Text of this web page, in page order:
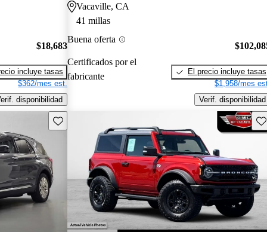
$18,683
incluye tasas
$362/mes est.
disponibilidad
Vacaville, CA
41 millas
Buena oferta
Certificados por el
fabricante
El precio incluye tasas
$1,958/mes
Verif. disponibilidad
Guarda este Aviso